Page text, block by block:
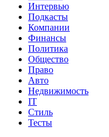
Интервью
Подкасты
Компании
Финансы
Политика
Общество
Право
Авто
Недвижимость
IT
Стиль
Тесты